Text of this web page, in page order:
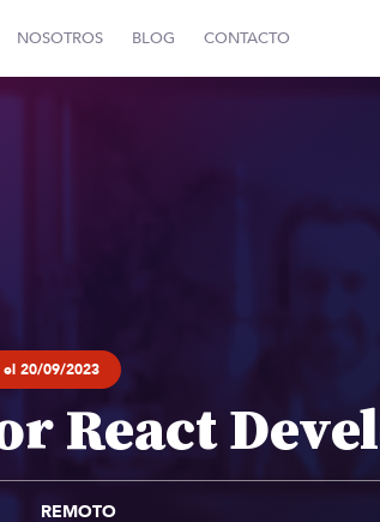
NOSOTROS BLOG CONTACTO
20/09/2023
React
REMOTO